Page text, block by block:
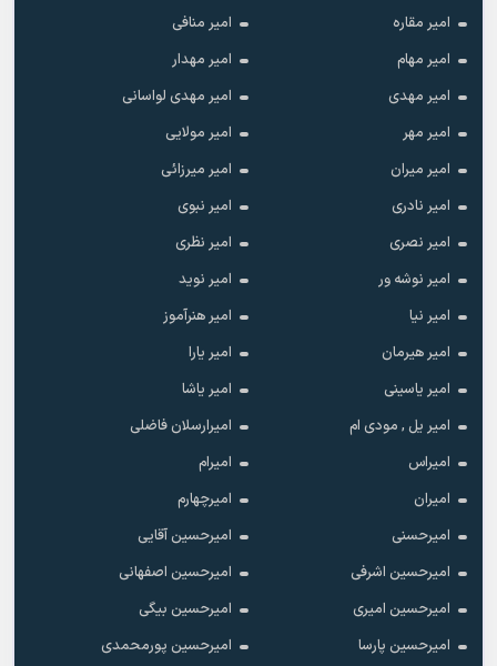
امیر مقاره
امیر منافی
امیر مهام
امیر مهدار
امیر مهدی
امیر مهدی لواسانی
امیر مهر
امیر مولایی
امیر میران
امیر میرزائی
امیر نادری
امیر نبوی
امیر نصری
امیر نظری
امیر نوشه ور
امیر نوید
امیر نیا
امیر هنرآموز
امیر هیرمان
امیر یارا
امیر یاسینی
امیر یاشا
امیر یل , مودی ام
امیرارسلان فاضلی
امیراس
امیرام
امیران
امیرچهارم
امیرحسنی
امیرحسین آقایی
امیرحسین اشرفی
امیرحسین اصفهانی
امیرحسین امیری
امیرحسین بیگی
امیرحسین پارسا
امیرحسین پورمحمدی